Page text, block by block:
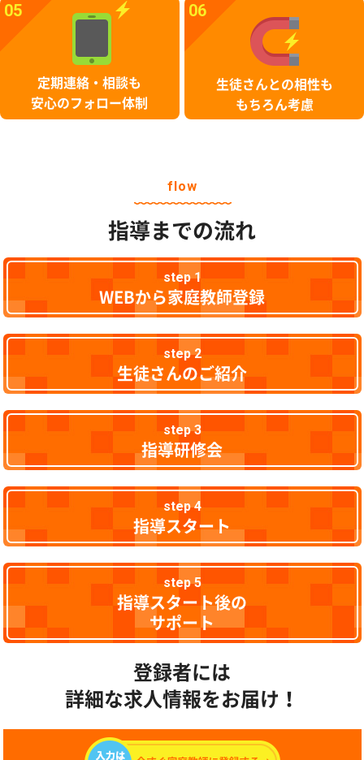
05
定期連絡・相談も
安心のフォロー体制
06
生徒さんとの相性も
もちろん考慮
flow
指導までの流れ
step 1
WEBから家庭教師登録
step 2
生徒さんのご紹介
step 3
指導研修会
step 4
指導スタート
step 5
指導スタート後の
サポート
登録者には
詳細な求人情報をお届け！